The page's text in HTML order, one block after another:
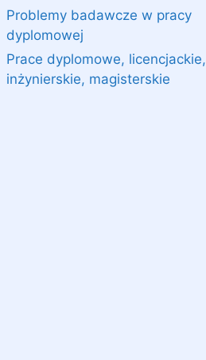
Problemy badawcze w pracy
dyplomowej
Prace dyplomowe, licencjackie,
inżynierskie, magisterskie